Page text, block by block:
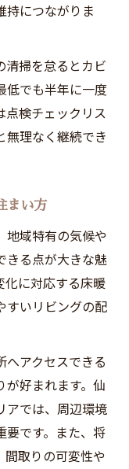
持につながりま
清掃を怠るとカビ
低でも半年に一度
点検チェックリス
無理なく継続でき
まい方
地域特有の気候や
きる点が大きな魅
化に対応する床暖
すいリビングの配
へアクセスできる
好まれます。仙
アでは、周辺環境
要です。また、将
取りの可変性や